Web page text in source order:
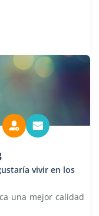
vivir en los
una mejor calidad